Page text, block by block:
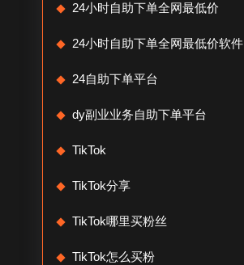
24小时自助下单全网最低价
24小时自助下单全网最低价软件
24自助下单平台
dy副业业务自助下单平台
TikTok
TikTok分享
TikTok哪里买粉丝
TikTok怎么买粉